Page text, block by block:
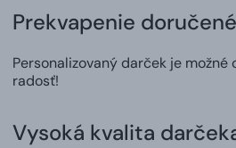
Prekvapenie
Personalizovaný darček je
radosť!
Vysoká kvalita